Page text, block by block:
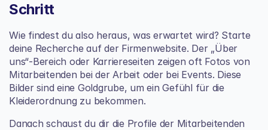
Schritt
Wie findest du also heraus, was erwartet wird? Starte
deine Recherche auf der Firmenwebsite. Der „Über
uns“-Bereich oder Karriereseiten zeigen oft Fotos von
Mitarbeitenden bei der Arbeit oder bei Events. Diese
Bilder sind eine Goldgrube, um ein Gefühl für die
Kleiderordnung zu bekommen.
Danach schaust du dir die Profile der Mitarbeitenden